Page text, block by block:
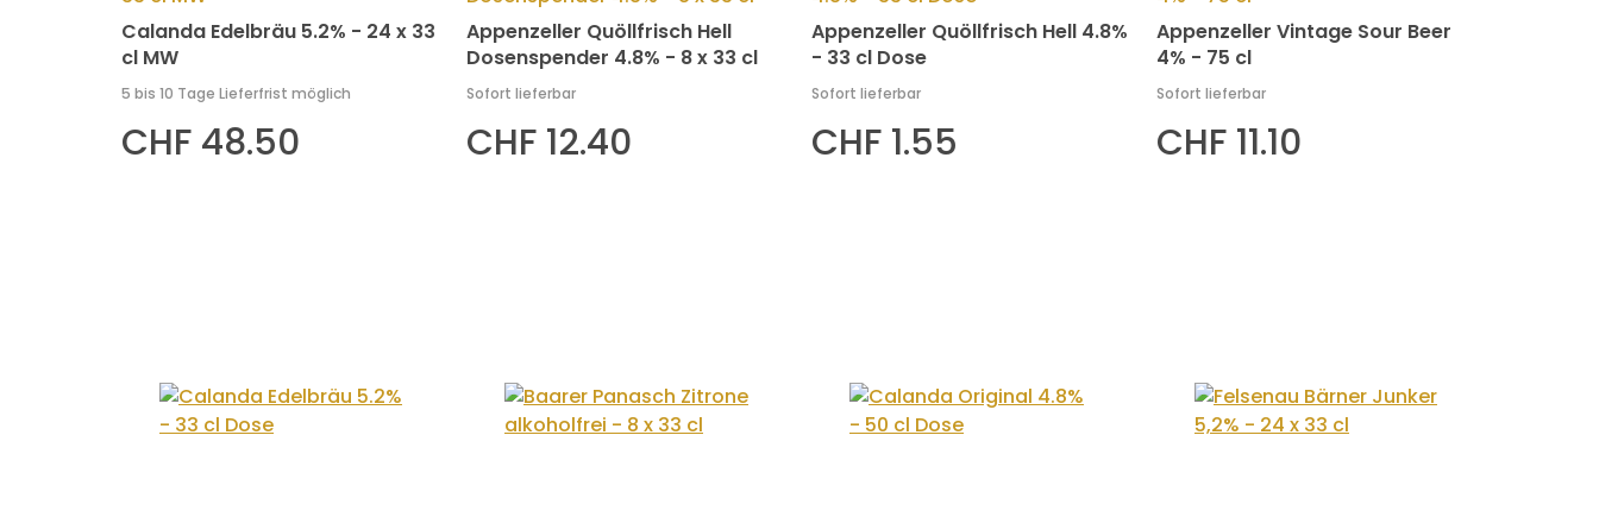
Calanda Edelbräu 5.2% - 24 x 33
cl MW
5 bis 10 Tage Lieferfrist möglich
CHF 48.50
Appenzeller Quöllfrisch Hell
Dosenspender 4.8% - 8 x 33 cl
Sofort lieferbar
CHF 12.40
Appenzeller Quöllfrisch Hell 4.8%
- 33 cl Dose
Sofort lieferbar
CHF 1.55
Appenzeller Vintage Sour Beer
4% - 75 cl
Sofort lieferbar
CHF 11.10